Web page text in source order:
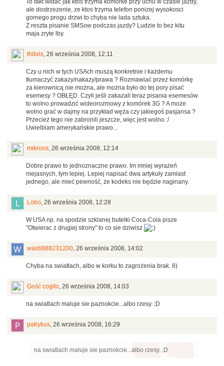
To fakt widac jak ktos trzyma komorke przy uchu w czasie jazdy,
ale dostrzezenie, ze ktos trzyma telefon ponizej wysokosci
gornego progu drzwi to chyba nie lada sztuka.
Z reszta pisanie SMSow podczas jazdy? Ludzie to bez kitu
maja zryte lby.
thibris, 26 września 2008, 12:11
Czy u nich w tych USAch muszą konkretnie i każdemu
tłumaczyć zakazy/nakazy/prawa ? Rozmawiać przez komórkę
za kierownicą nie można, ale można było do tej pory pisać
esemesy ? OBŁĘD. Czyli jeśli zakazali teraz pisania esemesów
to wolno prowadzić wideorozmowy z komórek 3G ? A może
wolno grać w dajmy na przykład węża czy jakiegoś pasjansa ?
Przecież tego nie zabronili jeszcze, więc jest wolno :/
Uwielbiam amerykańskie prawo...
mikroos, 26 września 2008, 12:14
Dobre prawo to jednoznaczne prawo. Im mniej wyrażeń
niejasnych, tym lepiej. Lepiej napisać dwa artykuły zamiast
jednego, ale mieć pewność, że kodeks nie będzie naginany.
Lobo, 26 września 2008, 12:28
W USA np. na spodzie szklanej butelki Coca-Cola pisze
"Otwierac z drugiej strony" to co sie dziwisz
waldi888231200, 26 września 2008, 14:02
Chyba na swiatłach, albo w korku to zagrożenia brak. 8)
Gość cogito, 26 września 2008, 14:03
na swiatlach maluje sie paznokcie...albo rzesy. ;D
patrykus, 26 września 2008, 16:29
na swiatlach maluje sie paznokcie...albo rzesy. ;D